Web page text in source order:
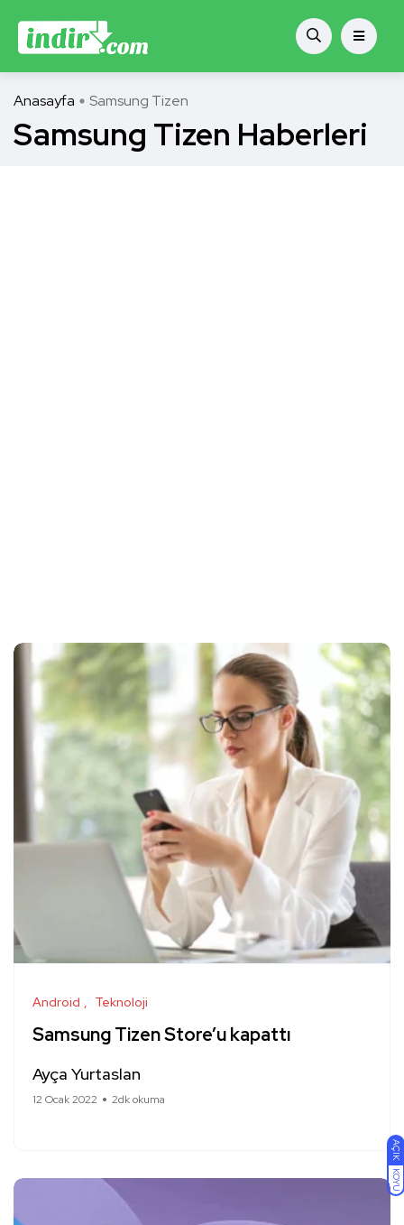
AÇIK
KOYU
Anasayfa Samsung Tizen
Samsung Tizen Haberleri
Android Teknoloji
Samsung Tizen Store’u kapattı
Ayça Yurtaslan
12 Ocak 2022 2dk okuma